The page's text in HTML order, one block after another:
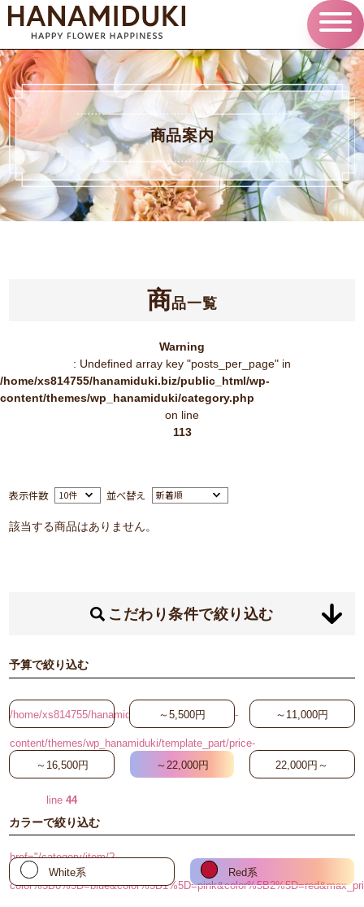
商品案内
商品一覧
Warning
: Undefined array key "posts_per_page" in
/home/xs814755/hanamiduki.biz/public_html/wp-
content/themes/wp_hanamiduki/category.php
on line
113
表示件数 並べ替え
該当する商品はありません。
こだわり条件で絞り込む
予算で絞り込む
/home/xs814755/hanamiduki.biz/public_html/wp-
content/themes/wp_hanamiduki/template_part/price-
search-button.php on
line44
"
href="/category/item/?
～5,500円 ～11,000円
～16,500円 ～22,000円 22,000円～
カラーで絞り込む
White系 Red系